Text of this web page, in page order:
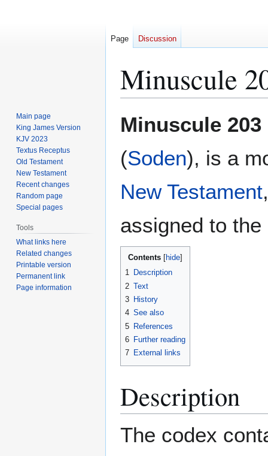
Minuscule
toto
Minuscule 203
(Soden), is a
New Testament
assigned to
Contents
1 Description
2 Text
3 History
4 See also
5 References
6 Further reading
7 External links
Description
The codex
Page Discussion
Main page
King James Version
KJV 2023
Textus Receptus
Old Testament
New Testament
Recent changes
Random page
Special pages
Tools
What links here
Related changes
Printable version
Permanent link
Page information